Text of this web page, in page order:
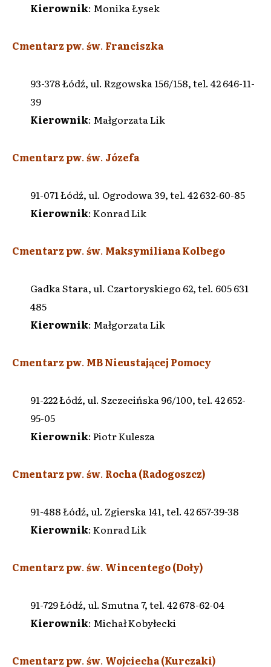
Kierownik: Monika Łysek
Cmentarz pw. św. Franciszka
93-378 Łódź, ul. Rzgowska 156/158, tel. 42 646-11-
39
Kierownik: Małgorzata Lik
Cmentarz pw. św. Józefa
91-071 Łódź, ul. Ogrodowa 39, tel. 42 632-60-85
Kierownik: Konrad Lik
Cmentarz pw. św. Maksymiliana Kolbego
Gadka Stara, ul. Czartoryskiego 62, tel. 605 631
485
Kierownik: Małgorzata Lik
Cmentarz pw. MB Nieustającej Pomocy
91-222 Łódź, ul. Szczecińska 96/100, tel. 42 652-
95-05
Kierownik: Piotr Kulesza
Cmentarz pw. św. Rocha (Radogoszcz)
91-488 Łódź, ul. Zgierska 141, tel. 42 657-39-38
Kierownik: Konrad Lik
Cmentarz pw. św. Wincentego (Doły)
91-729 Łódź, ul. Smutna 7, tel. 42 678-62-04
Kierownik: Michał Kobyłecki
Cmentarz pw. św. Wojciecha (Kurczaki)